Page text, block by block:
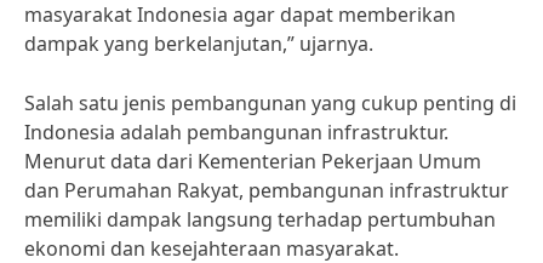
masyarakat Indonesia agar dapat memberikan
dampak yang berkelanjutan,” ujarnya.
Salah satu jenis pembangunan yang cukup penting di
Indonesia adalah pembangunan infrastruktur.
Menurut data dari Kementerian Pekerjaan Umum
dan Perumahan Rakyat, pembangunan infrastruktur
memiliki dampak langsung terhadap pertumbuhan
ekonomi dan kesejahteraan masyarakat.